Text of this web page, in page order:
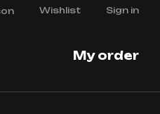
Wishlist Sign in
My order